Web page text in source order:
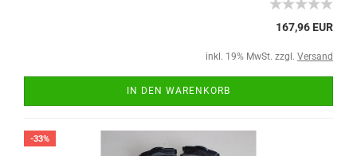
167,96 EUR
inkl. 19% MwSt. zzgl. Versand
IN DEN WARENKORB
-33%